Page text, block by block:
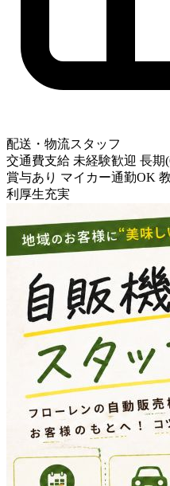
配送・物流スタッフ
交通費支給 未経験歓迎 長期
賞与あり マイカー通勤OK
利厚生充実